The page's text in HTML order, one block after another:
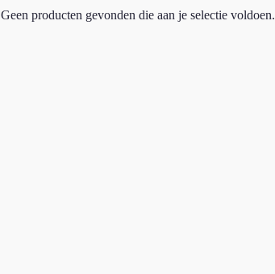
Geen producten gevonden die aan je selectie voldoen.